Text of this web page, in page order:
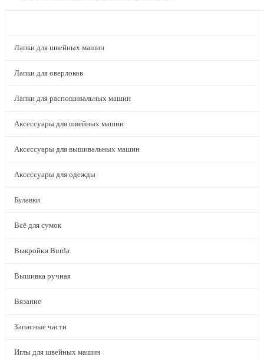
Лапки для швейных машин
Лапки для оверлоков
Лапки для распошивальных машин
Аксессуары для швейных машин
Аксессуары для вышивальных машин
Аксессуары для одежды
Булавки
Всё для сумок
Выкройки Burda
Вышивка ручная
Вязание
Запасные части
Иглы для швейных машин